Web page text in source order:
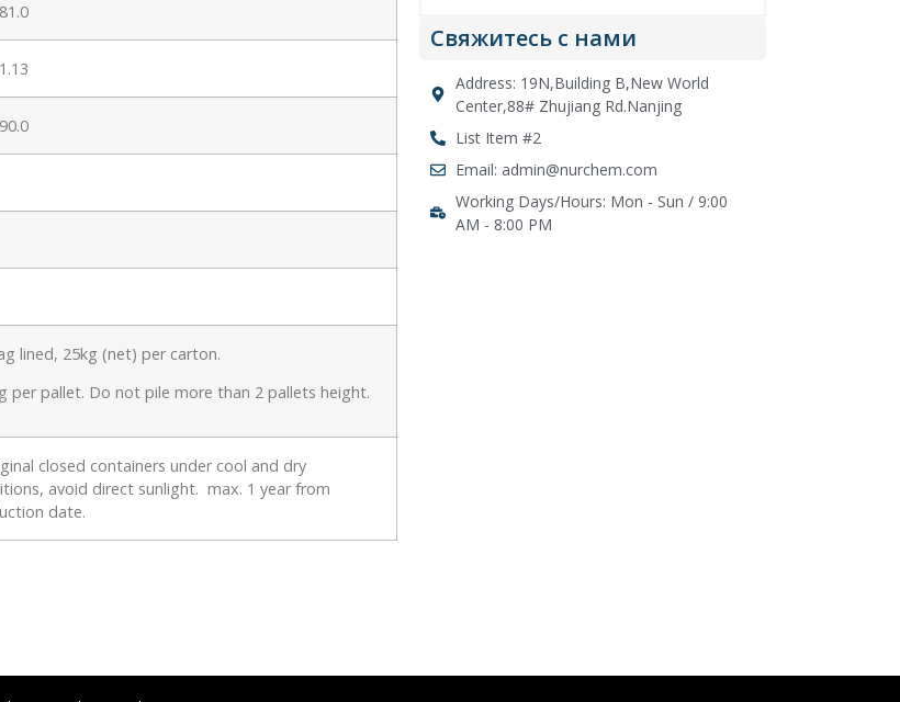
lined, 25kg (net) per carton.
per pallet. Do not pile more than 2 pallets height.
closed containers under cool and dry
avoid direct sunlight. max. 1 year from
date.
Свяжитесь с нами
Address: 19N,Building B,New World
Center,88# Zhujiang Rd.Nanjing
List Item #2
Email: admin@nurchem.com
Working Days/Hours: Mon - Sun / 9:00
AM - 8:00 PM